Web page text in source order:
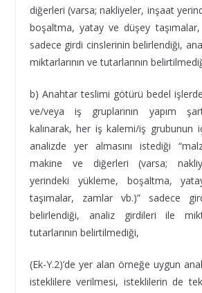
diğerleri (varsa; nakliyeler, inşaat
boşaltma, yatay ve düşey
sadece girdi cinslerinin belirlendiği,
miktarlarının ve tutarlarının
b) Anahtar teslimi götürü bedel
ve/veya iş gruplarının yapım
kalınarak, her iş kalemi/iş grubunun
analizde yer almasını istediği
makine ve diğerleri (varsa;
yerindeki yükleme, boşaltma,
taşımalar, zamlar vb.)” sadece
belirlendiği, analiz girdileri ile
tutarlarının belirtilmediği,
(Ek-Y.2)’de yer alan örneğe uygun
isteklilere verilmesi, isteklilerin de